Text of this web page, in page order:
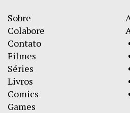
Sobre
Colabore
Contato
Filmes
Séries
Livros
Comics
Games